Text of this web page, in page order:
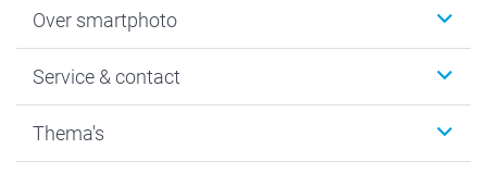
Fotoboeken
Fotocadeaus
Kaarten
Over smartphoto
Vacatures
Bestelproces
Service & contact
Tevredenheidsgarantie
Thema's